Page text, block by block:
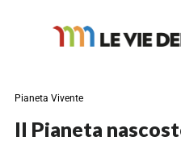
Pianeta Vivente
Il Pianeta